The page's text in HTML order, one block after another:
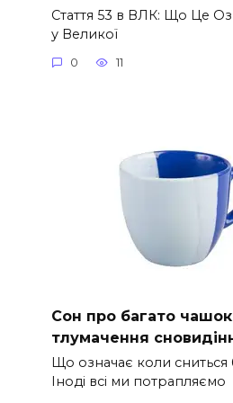
Стаття 53 в ВЛК: Що Це
у Великої
0 11
Сон про багато
тлумачення
Що означає коли сниться
Іноді всі ми потрапляємо